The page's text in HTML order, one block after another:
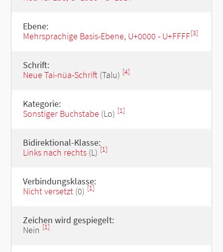
Ebene:
Mehrsprachige Basis-Ebene, U+0000 - U+FFFF[3]
Schrift:
Neue Tai-nüa-Schrift(Talu) [4]
Kategorie:
Sonstiger Buchstabe (Lo) [1]
Bidirektional-Klasse:
Links nach rechts(L) [1]
Verbindungsklasse:
Nicht versetzt(0) [1]
Zeichen wird gespiegelt:
Nein [1]